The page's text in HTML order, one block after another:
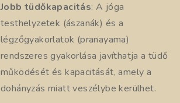
Jobb tüdőkapacitás: A jóga
testhelyzetek (ászanák) és a
légzőgyakorlatok (pranayama)
rendszeres gyakorlása javíthatja a tüdő
működését és kapacitását, amely a
dohányzás miatt veszélybe kerülhet.